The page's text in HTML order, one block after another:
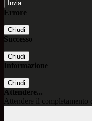
Errore
Chiudi
Successo
Chiudi
Informazione
Chiudi
Attendere...
Attendere il completamento